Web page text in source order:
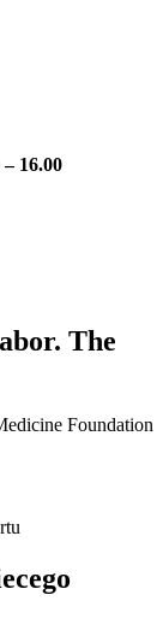
16.00
The